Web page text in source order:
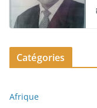
Catégories
Afrique